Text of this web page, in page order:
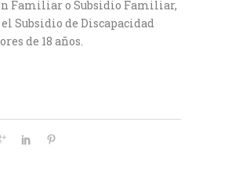
Familiar o Subsidio Familiar,
Subsidio de Discapacidad
de 18 años.